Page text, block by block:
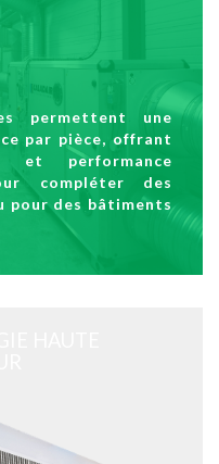
permettent une
par pièce, offrant
et performance
compléter des
des bâtiments